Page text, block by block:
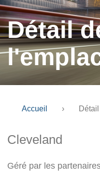
Détail
Accueil ›
Cleveland
Géré par les